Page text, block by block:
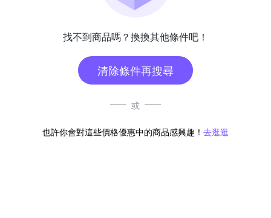
找不到商品嗎？換換其他條件吧！
清除條件再搜尋
或
也許你會對這些價格優惠中的商品感興趣！ 去逛逛